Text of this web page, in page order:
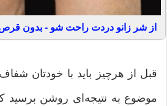
از شر زانو دردت راحت شو - بدون
قبل از هرچیز باید با خودتان
موضوع به نتیجه‌ای روشن برسید